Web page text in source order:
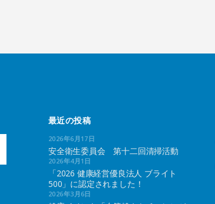
最近の投稿
2026年6月17日
安全衛生委員会 第十二回清掃活動
2026年4月1日
「2026 健康経営優良法人 ブライト
500」に認定されました！
2026年3月6日